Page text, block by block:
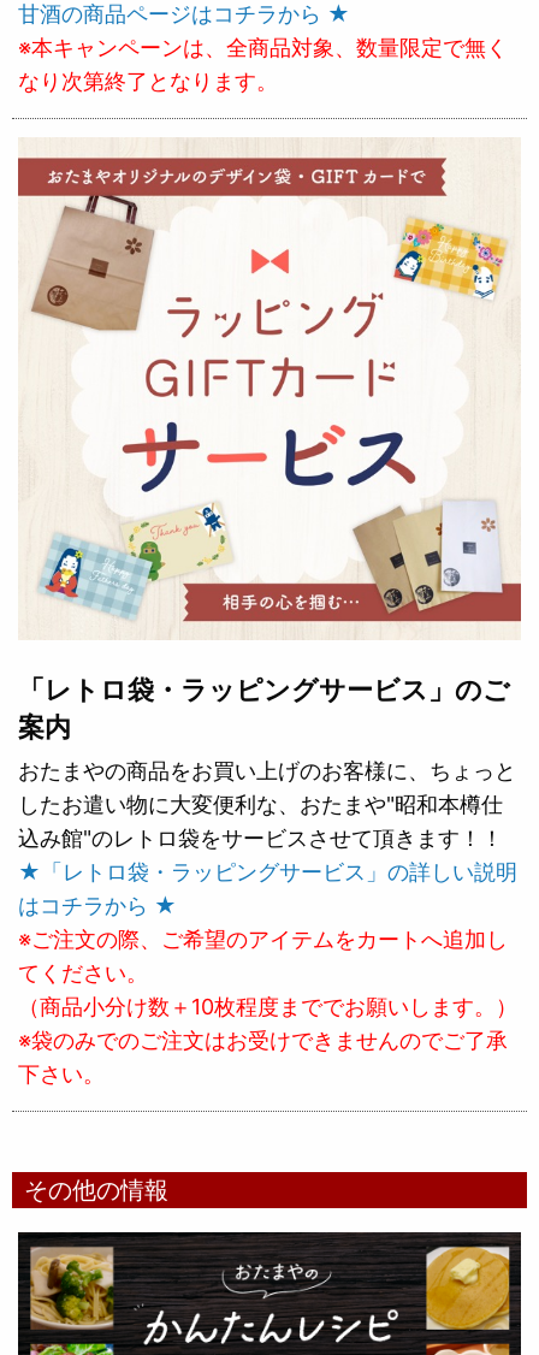
甘酒の商品ページはコチラから ★
※本キャンペーンは、全商品対象、数量限定で無く
なり次第終了となります。
「レトロ袋・ラッピングサービス」のご
案内
おたまやの商品をお買い上げのお客様に、ちょっと
したお遣い物に大変便利な、おたまや"昭和本樽仕
込み館"のレトロ袋をサービスさせて頂きます！！
★「レトロ袋・ラッピングサービス」の詳しい説明
はコチラから ★
※ご注文の際、ご希望のアイテムをカートへ追加し
てください。
（商品小分け数＋10枚程度まででお願いします。）
※袋のみでのご注文はお受けできませんのでご了承
下さい。
その他の情報